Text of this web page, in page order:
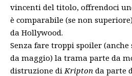
vincenti del titolo, offrendoci
è comparabile (se non
da Hollywood.
Senza fare troppi spoiler
da maggio) la trama parte da
distruzione di Kripton da parte